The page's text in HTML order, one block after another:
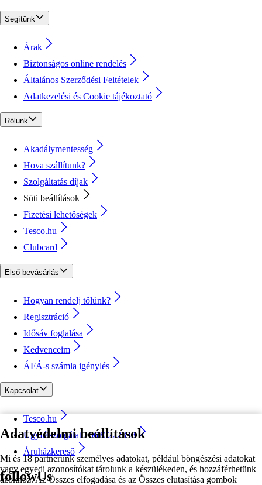
Adatvédelmi beállítások
Mi és 18 partnerünk személyes adatokat, például böngészési adatokat
vagy egyedi azonosítókat tárolunk a készülékeden, és hozzáférhetünk
azokhoz. Az Összes elfogadása és az Összes elutasítása gombok
Segítünk
Árak
Biztonságos online rendelés
Általános Szerződési Feltételek
Adatkezelési és Cookie tájékoztató
Rólunk
Akadálymentesség
Hova szállítunk?
Szolgáltatás díjak
Süti beállítások
Fizetési lehetőségek
Tesco.hu
Clubcard
Első bevásárlás
Hogyan rendelj tőlünk?
Regisztráció
Idősáv foglalása
Kedvenceim
ÁFÁ-s számla igénylés
Kapcsolat
Tesco.hu
Ügyfélszolgálat - 0680222333
Áruházkereső
followUs